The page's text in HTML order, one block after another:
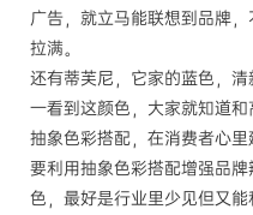
广告，就立马能联想到品牌
拉满。
还有蒂芙尼，它家的蓝色，清
一看到这颜色，大家就知道
抽象色彩搭配，在消费者心里
要利用抽象色彩搭配增强品
色，最好是行业里少见但又